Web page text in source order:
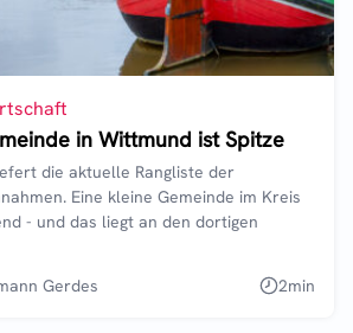
in Wittmund ist Spitze
die aktuelle Rangliste der
Eine kleine Gemeinde im Kreis
- und das liegt an den dortigen
Gerdes 2min